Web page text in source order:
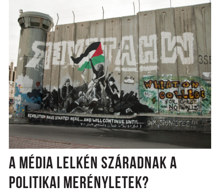
A MÉDIA LELKÉN SZÁRADNAK A
POLITIKAI MERÉNYLETEK?